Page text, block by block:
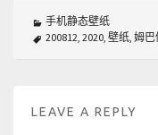
手机静态壁纸
200812, 2020, 壁纸, 姆巴
LEAVE A REPLY